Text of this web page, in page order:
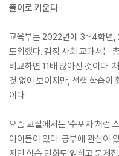
풀이로 키운다
교육부는 2022년에 3~4학년,
도입했다. 검정 사회 교과서는
비교하면 11배 많아진 것이다.
것 없어 보이지만, 선행 학습이
이다.
요즘 교실에서는 ‘수포자’처럼
아이들이 있다. 공부에 관심이
지만 학습 만화도 읽히고 문제